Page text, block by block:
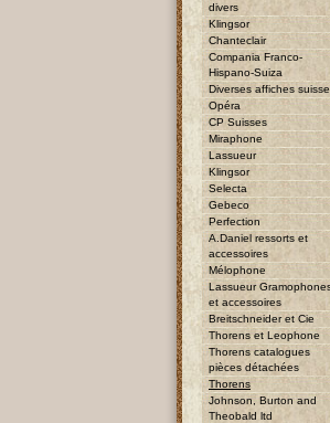
divers
Klingsor
Chanteclair
Compania Franco-
Hispano-Suiza
Diverses affiches
Opéra
CP Suisses
Miraphone
Lassueur
Klingsor
Selecta
Gebeco
Perfection
A.Daniel ressorts et
accessoires
Mélophone
Lassueur
et accessoires
Breitschneider et Cie
Thorens et Leophone
Thorens catalogues
pièces détachées
Thorens
Johnson, Burton and
Theobald ltd